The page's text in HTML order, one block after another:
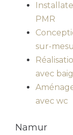
PMR
sur-
avec
avec wc
Namur